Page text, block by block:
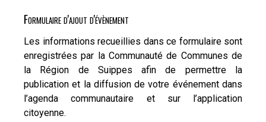
Formulaire d'ajout d'évènement
Les informations recueillies dans ce formulaire sont
enregistrées par la Communauté de Communes de
la Région de Suippes afin de permettre la
publication et la diffusion de votre événement dans
l’agenda communautaire et sur l’application
citoyenne.